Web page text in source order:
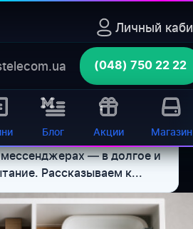
Личный
(048) 750 22 22
Блог Акции Магазин
v domasnih usloviah
самообслуживания
оборудование 24/7
сигнал wi-fi превращает
как проверка почты
— в долгое и
Рассказываем к...